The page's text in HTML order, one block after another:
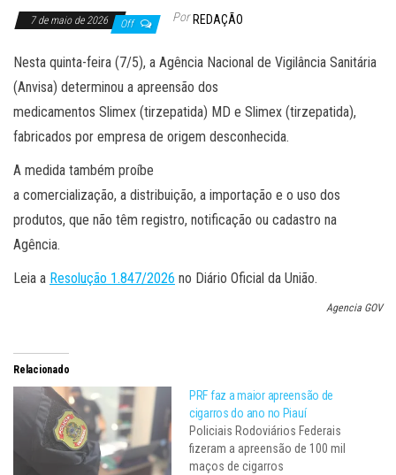
7 de maio de 2026 Off Por REDAÇÃO
Nesta quinta-feira (7/5), a Agência Nacional de Vigilância Sanitária
(Anvisa) determinou a apreensão dos
medicamentos Slimex (tirzepatida) MD e Slimex (tirzepatida),
fabricados por empresa de origem desconhecida.
A medida também proíbe
a comercialização, a distribuição, a importação e o uso dos
produtos, que não têm registro, notificação ou cadastro na
Agência.
Leia a Resolução 1.847/2026 no Diário Oficial da União.
Agencia GOV
Relacionado
PRF faz a maior apreensão de
cigarros do ano no Piauí
Policiais Rodoviários Federais
fizeram a apreensão de 100 mil
maços de cigarros